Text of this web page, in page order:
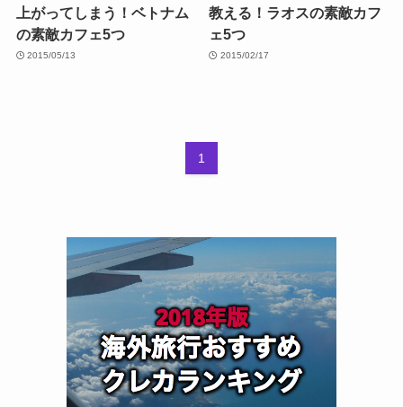
上がってしまう！ベトナム
の素敵カフェ5つ
2015/05/13
教える！ラオスの素敵カフ
ェ5つ
2015/02/17
1